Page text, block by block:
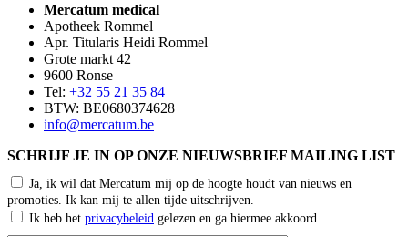
Mercatum medical
Apotheek Rommel
Apr. Titularis Heidi Rommel
Grote markt 42
9600 Ronse
Tel: +32 55 21 35 84
BTW: BE0680374628
info@mercatum.be
SCHRIJF JE IN OP ONZE NIEUWSBRIEF MAILING LIST
Ja, ik wil dat Mercatum mij op de hoogte houdt van nieuws en
promoties. Ik kan mij te allen tijde uitschrijven.
Ik heb het privacybeleid gelezen en ga hiermee akkoord.